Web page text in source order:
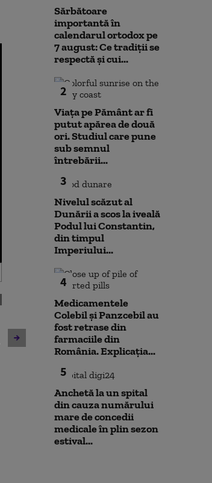
Dominic Fritz acuză PSD,
după respingerea legii
integrității, de „un joc
care l-ar lăsa
Sărbătoare
importantă în
calendarul ortodox pe
7 august: Ce tradiții se
respectă și cui...
2
Viața pe Pământ ar fi
putut apărea de două
ori. Studiul care pune
sub semnul
întrebării...
3
Nivelul scăzut al
Dunării a scos la iveală
Podul lui Constantin,
din timpul
Imperiului...
4
Medicamentele
Colebil și Panzcebil au
fost retrase din
farmaciile din
România. Explicația...
5
Anchetă la un spital
din cauza numărului
mare de concedii
medicale în plin sezon
estival...